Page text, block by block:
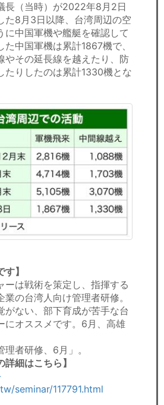
長（当時）が2022年8月2日
た8月3日以降、台湾周辺の空
に中国軍機や艦艇を確認して
中国軍機は累計1867機で、
やその延長線を越えたり、防
たりしたのは累計1330機とな
】
ーは戦術を策定し、指揮する
の台湾人向け管理者研修。
がない、部下育成が苦手な台
にオススメです。6月、高雄
者研修、6月」。
詳細はこちら】
seminar/117791.html